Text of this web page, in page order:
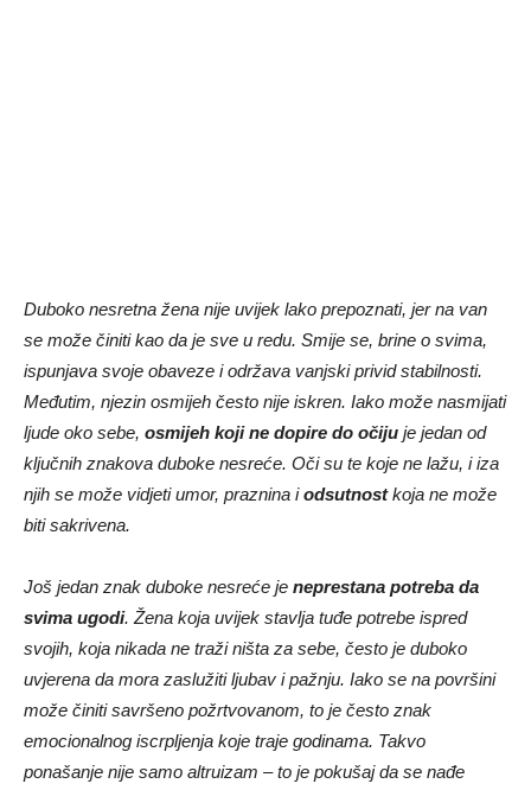
Duboko nesretna žena nije uvijek lako prepoznati, jer na van
se može činiti kao da je sve u redu. Smije se, brine o svima,
ispunjava svoje obaveze i održava vanjski privid stabilnosti.
Međutim, njezin osmijeh često nije iskren. Iako može nasmijati
ljude oko sebe, osmijeh koji ne dopire do očiju je jedan od
ključnih znakova duboke nesreće. Oči su te koje ne lažu, i iza
njih se može vidjeti umor, praznina iodsutnostkoja ne može
biti sakrivena.
Još jedan znak duboke nesreće je neprestana potreba da
svima ugodi. Žena koja uvijek stavlja tuđe potrebe ispred
svojih, koja nikada ne traži ništa za sebe, često je duboko
uvjerena da mora zaslužiti ljubav i pažnju. Iako se na površini
može činiti savršeno požrtvovanom, to je često znak
emocionalnog iscrpljenja koje traje godinama. Takvo
ponašanje nije samo altruizam – to je pokušaj da se nađe